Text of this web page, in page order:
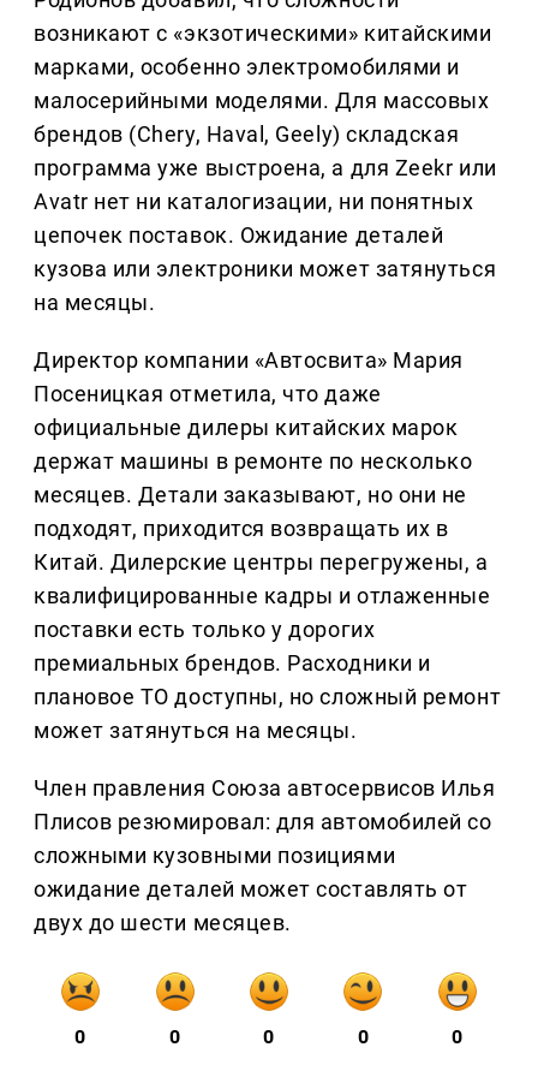
возникают с «экзотическими» китайскими
марками, особенно электромобилями и
малосерийными моделями. Для массовых
брендов (Chery, Haval, Geely) складская
программа уже выстроена, а для Zeekr или
Avatr нет ни каталогизации, ни понятных
цепочек поставок. Ожидание деталей
кузова или электроники может затянуться
на месяцы.
Директор компании «Автосвита» Мария
Посеницкая отметила, что даже
официальные дилеры китайских марок
держат машины в ремонте по несколько
месяцев. Детали заказывают, но они не
подходят, приходится возвращать их в
Китай. Дилерские центры перегружены, а
квалифицированные кадры и отлаженные
поставки есть только у дорогих
премиальных брендов. Расходники и
плановое ТО доступны, но сложный ремонт
может затянуться на месяцы.
Член правления Союза автосервисов Илья
Плисов резюмировал: для автомобилей со
сложными кузовными позициями
ожидание деталей может составлять от
двух до шести месяцев.
0 0 0 0 0